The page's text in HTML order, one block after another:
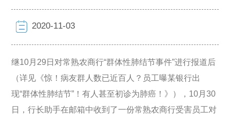
2020-11-03
继10月29日对常熟农商行“群体性肺结节事件”进行报道后
（详见《惊！病友群人数已近百人？员工曝某银行出
现“群体性肺结节”！有人甚至初诊为肺癌！》），10月30
日，行长助手在邮箱中收到了一份常熟农商行受害员工对